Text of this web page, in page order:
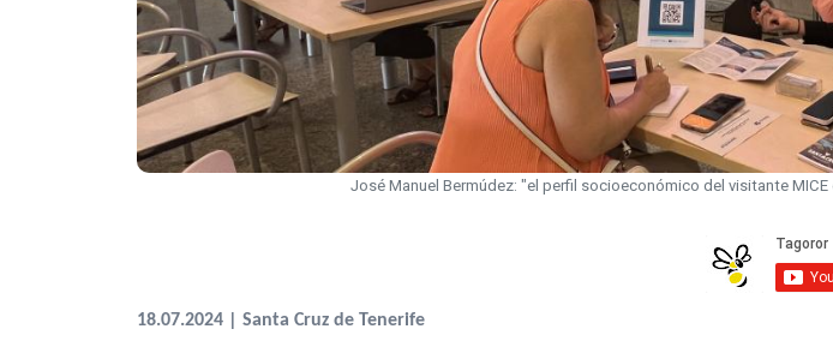
José Manuel Bermúdez: "el perfil socioeconómico del visitante
18.07.2024 | Santa Cruz de Tenerife